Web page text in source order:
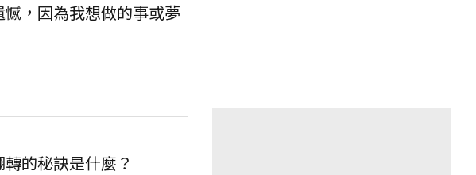
，因為我想做的事或夢
的秘訣是什麼？